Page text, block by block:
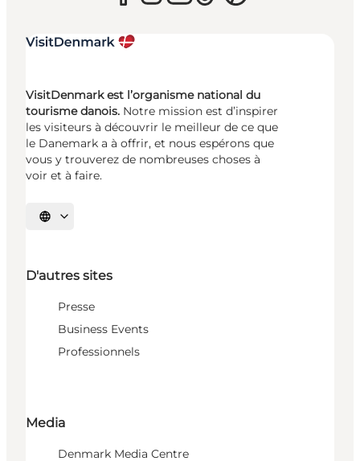
VisitDenmark est l’organisme national du
tourisme danois. Notre mission est d’inspirer
les visiteurs à découvrir le meilleur de ce que
le Danemark a à offrir, et nous espérons que
vous y trouverez de nombreuses choses à
voir et à faire.
Choisissez la langue
D'autres sites
Presse
Business Events
Professionnels
Media
Denmark Media Centre